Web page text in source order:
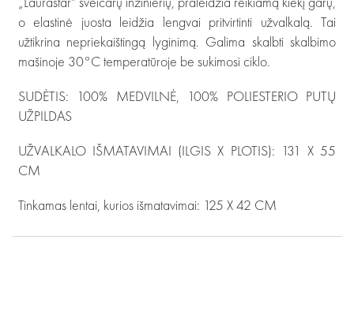
o elastinė juosta leidžia lengvai pritvirtinti užvalkalą. Tai
užtikrina nepriekaištingą lyginimą. Galima skalbti skalbimo
mašinoje 30°C temperatūroje be sukimosi ciklo.
SUDĖTIS: 100% MEDVILNĖ, 100% POLIESTERIO PUTŲ
UŽPILDAS
UŽVALKALO IŠMATAVIMAI (ILGIS X PLOTIS): 131 X 55
CM
Tinkamas lentai, kurios išmatavimai: 125 X 42 CM